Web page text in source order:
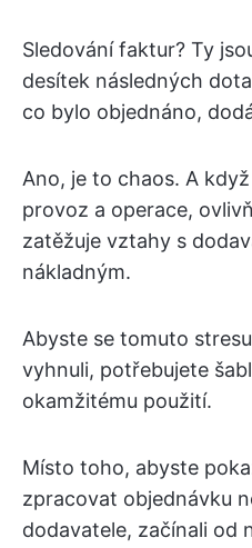
Sledování faktur? Ty
desítek následných
co bylo objednáno,
Ano, je to chaos. A
provoz a operace,
zatěžuje vztahy s
nákladným.
Abyste se tomuto
vyhnuli, potřebujete
okamžitému použití.
Místo toho, abyste
zpracovat objednávku
dodavatele, začínali od